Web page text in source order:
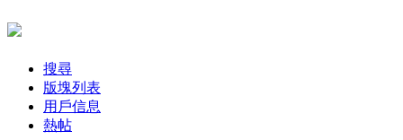
搜尋
版塊列表
用戶信息
熱帖